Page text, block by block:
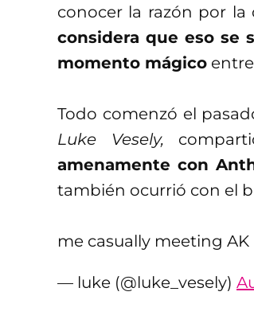
conocer la razón por
considera que eso se
momento mágico
Todo comenzó el
Luke Vesely,
amenamente con
también ocurrió con el
me casually meeting AK
— luke (@luke_vesely)